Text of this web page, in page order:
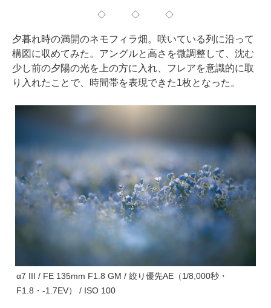
◇ ◇ ◇
夕暮れ時の満開のネモフィラ畑。咲いている列に沿って
構図に収めてみた。アングルと高さを微調整して、沈む
少し前の夕陽の光を上の方に入れ、フレアを意識的に取
り入れたことで、時間帯を表現できた1枚となった。
α7 III / FE 135mm F1.8 GM / 絞り優先AE（1/8,000秒・
F1.8・-1.7EV） / ISO 100